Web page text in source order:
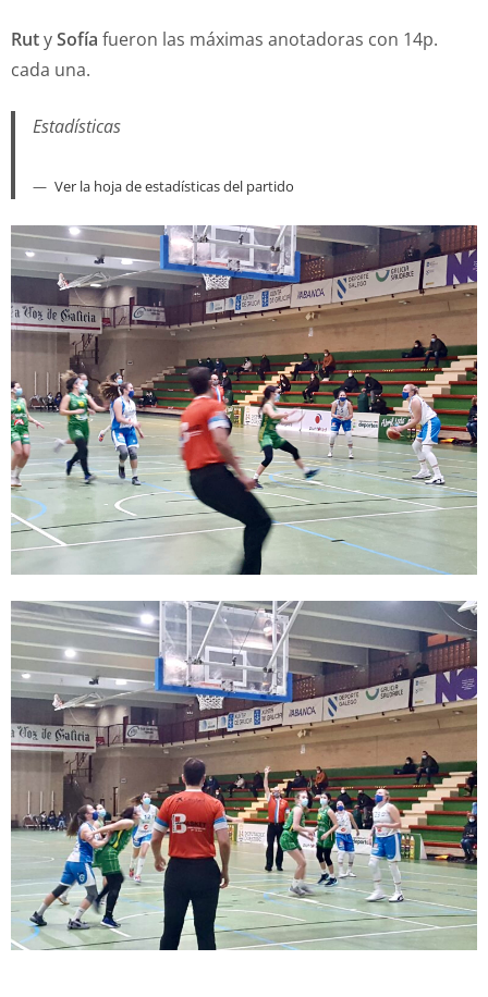
RutySofía fueron las máximas anotadoras con 14p.
cada una.
Estadísticas
Ver la hoja de estadísticas del partido